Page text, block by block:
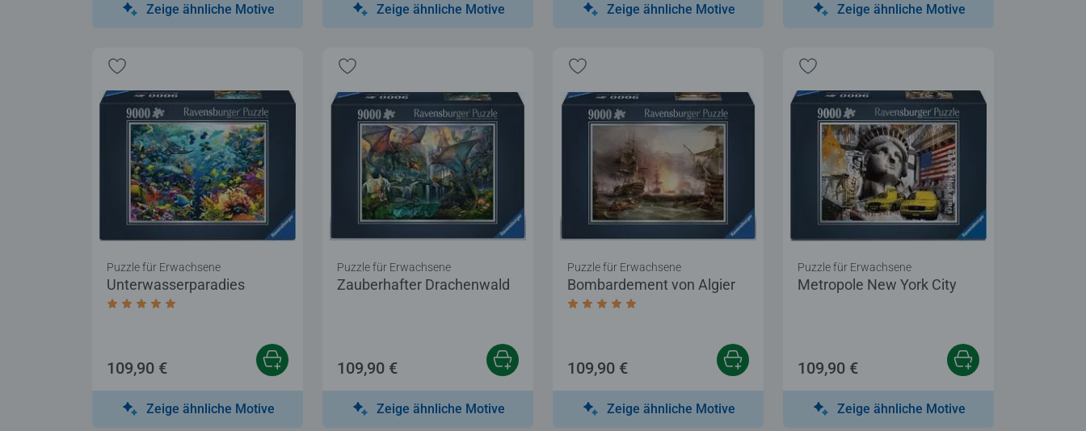
Zeige ähnliche Motive Zeige ähnliche Motive Zeige ähnliche Motive Zeige ähnliche Motive
Unterwasserparadies
Durchschnittliche Bewertung 5,0 von 5 Sternen.
Puzzle für Erwachsene
109,90 €
Zeige ähnliche Motive
Zauberhafter Drachenwald
Puzzle für Erwachsene
109,90 €
Zeige ähnliche Motive
Bombardement von Algier
Durchschnittliche Bewertung 5,0 von 5 Sternen.
Puzzle für Erwachsene
109,90 €
Zeige ähnliche Motive
Metropole New York City
Puzzle für Erwachsene
109,90 €
Zeige ähnliche Motive